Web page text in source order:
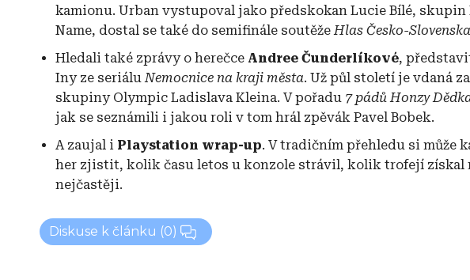
kamionu. Urban vystupoval jako předskokan Lucie Bílé, skupin
Name, dostal se také do semifinále soutěžeHlas Česko-Slovenska
Hledali také zprávy o herečce Andree Čunderlíkové,
Iny ze seriáluNemocnice na kraji města. Už půl století je vdaná
skupiny Olympic Ladislava Kleina. V pořadu 7 pádů Honzy
jak se seznámili i jakou roli v tom hrál zpěvák Pavel Bobek.
A zaujal i Playstation wrap-up. V tradičním přehledu si může
her zjistit, kolik času letos u konzole strávil, kolik trofejí získal
nejčastěji.
Diskuse k článku (0)